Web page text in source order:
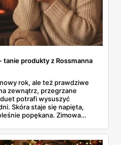
tanie produkty z Rossmanna
rok, ale też prawdziwe
zewnątrz, przegrzane
potrafi wysuszyć
Skóra staje się napięta,
popękana. Zimowa
- 07.01.2026) znajdziesz
22 złotych, które